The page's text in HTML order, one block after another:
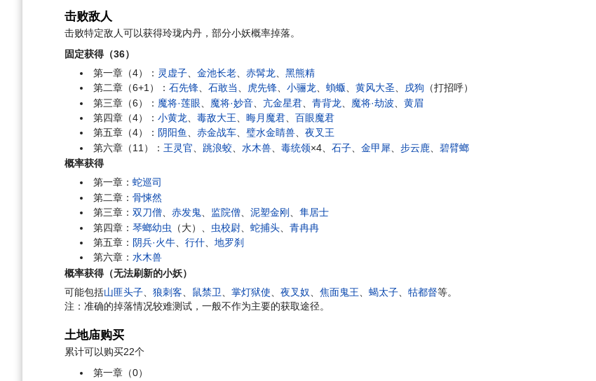
击败敌人
击败特定敌人可以获得玲珑内丹，部分小妖概率掉落。
固定获得（36）
第一章（4）： 灵虚子 、金池长老 、赤髯龙 、黑熊精
第二章（6+1）：石先锋 、石敢当 虎先锋 、小骊龙 、蝜蝂 、黄风大圣 戌狗 （打招呼）
第三章（6）： 魔将·莲眼 魔将·妙音 、亢金星君 、青背龙 魔将·劫波 、黄眉
第四章（4）：小黄龙 、毒敌大王 、晦月魔君 、百眼魔君
第五章（4）： 阴阳鱼、赤金战车、璧水金睛兽、夜叉王
第六章（11）： 王灵官 跳浪蛟 、水木兽 、毒统领×4、石子 、金甲犀 、步云鹿 、碧臂螂
概率获得
第一章：蛇巡司
第二章：骨悚然
第三章：双刀僧、赤发鬼、 监院僧、泥塑金刚 、隼居士
第四章：琴螂幼虫 （大）、 虫校尉 、蛇捕头 、青冉冉
第五章： 阴兵·火牛 、行什 、地罗刹
第六章：水木兽
概率获得（无法刷新的小妖）
可能包括山匪头子、 狼刺客、 鼠禁卫、 掌灯狱使、 夜叉奴、 焦面鬼王、 蝎太子、 牯都督等。
注：准确的掉落情况较难测试，一般不作为主要的获取途径。
土地庙购买
累计可以购买22个
第一章（0）